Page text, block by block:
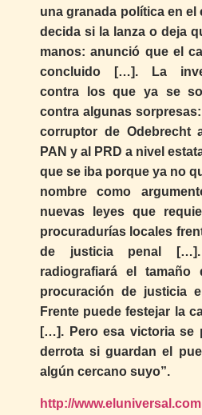
una granada política en
decida si la lanza o deja
manos: anunció que el
concluido […]. La
contra los que ya se
contra algunas
corruptor de Odebrecht
PAN y al PRD a nivel
que se iba porque ya no
nombre como
nuevas leyes que
procuradurías locales
de justicia penal
radiografiará el
procuración de justicia
Frente puede festejar la
[…]. Pero esa victoria se
derrota si guardan el
algún cercano suyo”.
http://